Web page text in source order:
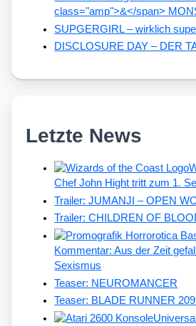
class="amp">&</span>
SUPGERGIRL – wirklich
DISCLOSURE DAY – DER
Letzte News
Chef John Hight tritt zum 1.
Trailer: JUMANJI – OPEN
Trailer: CHILDREN OF
Kommentar: Aus der Zeit
Sexismus
Teaser: NEUROMANCER
Teaser: BLADE RUNNER